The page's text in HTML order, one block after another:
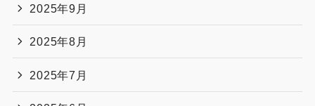
2025年9月
2025年8月
2025年7月